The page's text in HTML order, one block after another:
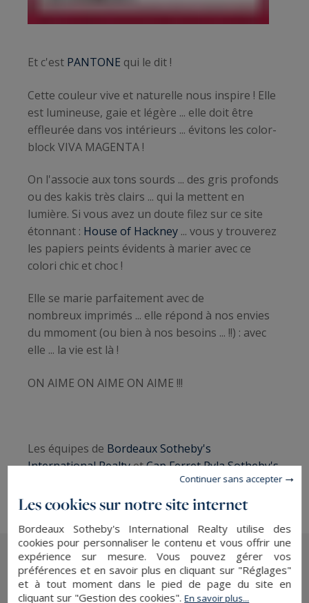
Et c'est PANTONE qui le dit !
Cette couleur vive et naturelle nous inspire ! Elle
est lumineuse, gaie et légère ... elle doit être
effleurée dans vos intérieurs ... évitons les color-
block VIVA MAGENTA !
On l'associe aux tons sourds ... des gris profonds
ou des kakis très clairs ... qui la mettent en
lumière. Si vous avez un doute filez sur ce site
étonnant : House of Hackney ... vous y trouverez
les papiers peints évidents à marier avec ce
colori chic et choc !
Elle se marie parfaitement avec de
nombreux imprimés ... elle répond à nos envies
du mmoment (ou bien à nos besoins ... !!) : avec
elle ... la vie est là !
ON AIME ON AIME ON AIME !!!
Les équipes de Bordeaux Sotheby's
International RealtyetCap Ferret Pyla Sotheby's
Les dernières actualités
Les cookies sur notre site internet
Bordeaux Sotheby's International Realty utilise des
cookies pour personnaliser le contenu et vous offrir une
expérience sur mesure. Vous pouvez gérer vos
préférences et en savoir plus en cliquant sur "Réglages"
et à tout moment dans le pied de page du site en
cliquant sur "Gestion des cookies".En savoir plus...
Continuer sans accepter